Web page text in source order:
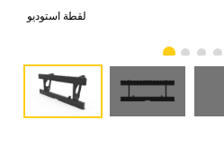
لقطة استوديو